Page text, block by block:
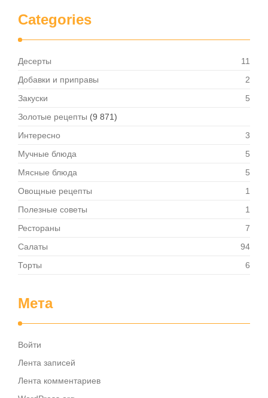
Categories
Десерты
11
Добавки и приправы
2
Закуски
5
Золотые рецепты (9 871)
Интересно
3
Мучные блюда
5
Мясные блюда
5
Овощные рецепты
1
Полезные советы
1
Рестораны
7
Салаты
94
Торты
6
Мета
Войти
Лента записей
Лента комментариев